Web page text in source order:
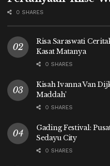
0 SHARES
Risa Saraswati
Kasat Matanya
0 SHARES
Kisah Ivanna Van
Maddah’
0 SHARES
Gading Festival:
Sedayu City
0 SHARES